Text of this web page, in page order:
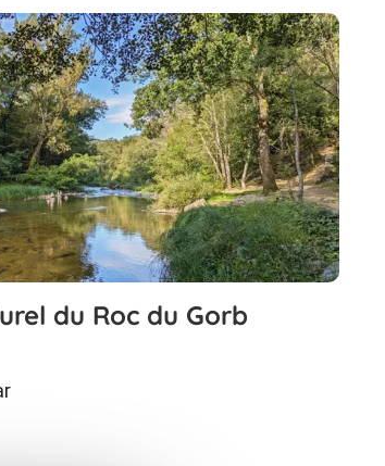
du Roc du Gorb